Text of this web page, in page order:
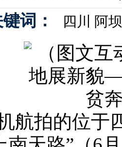
词： 四川 阿
航拍的位于